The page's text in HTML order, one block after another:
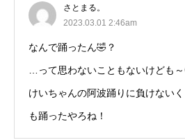
さとまる。
2023.03.01 2:46am
なんで踊ったん🤣？
…って思わないこともないけども
けいちゃんの阿波踊りに負けない
も踊ったやろね！